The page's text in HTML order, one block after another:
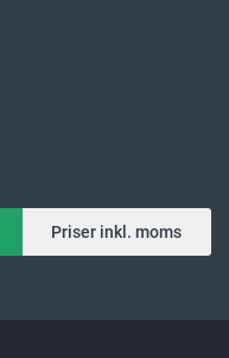
Priser inkl. moms